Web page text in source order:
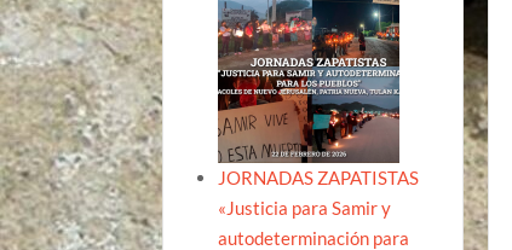
JORNADAS ZAPATISTAS
«Justicia para Samir y
autodeterminación para